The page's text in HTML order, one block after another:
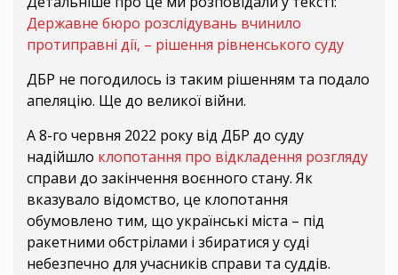
Державне бюро розслідувань вчинило
протиправні дії, – рішення рівненського суду
ДБР не погодилось із таким рішенням та подало
апеляцію. Ще до великої війни.
А 8-го червня 2022 року від ДБР до суду
надійшло клопотання про відкладення розгляду
справи до закінчення воєнного стану. Як
вказувало відомство, це клопотання
обумовлено тим, що українські міста – під
ракетними обстрілами і збиратися у суді
небезпечно для учасників справи та суддів.